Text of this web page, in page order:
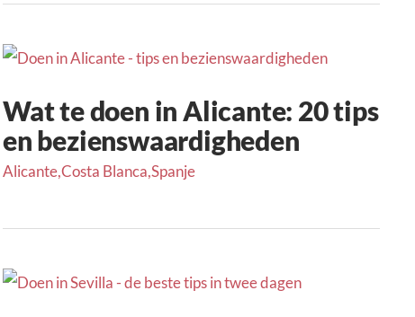
Wat te doen in Alicante: 20 tips
en bezienswaardigheden
Alicante,Costa Blanca,Spanje